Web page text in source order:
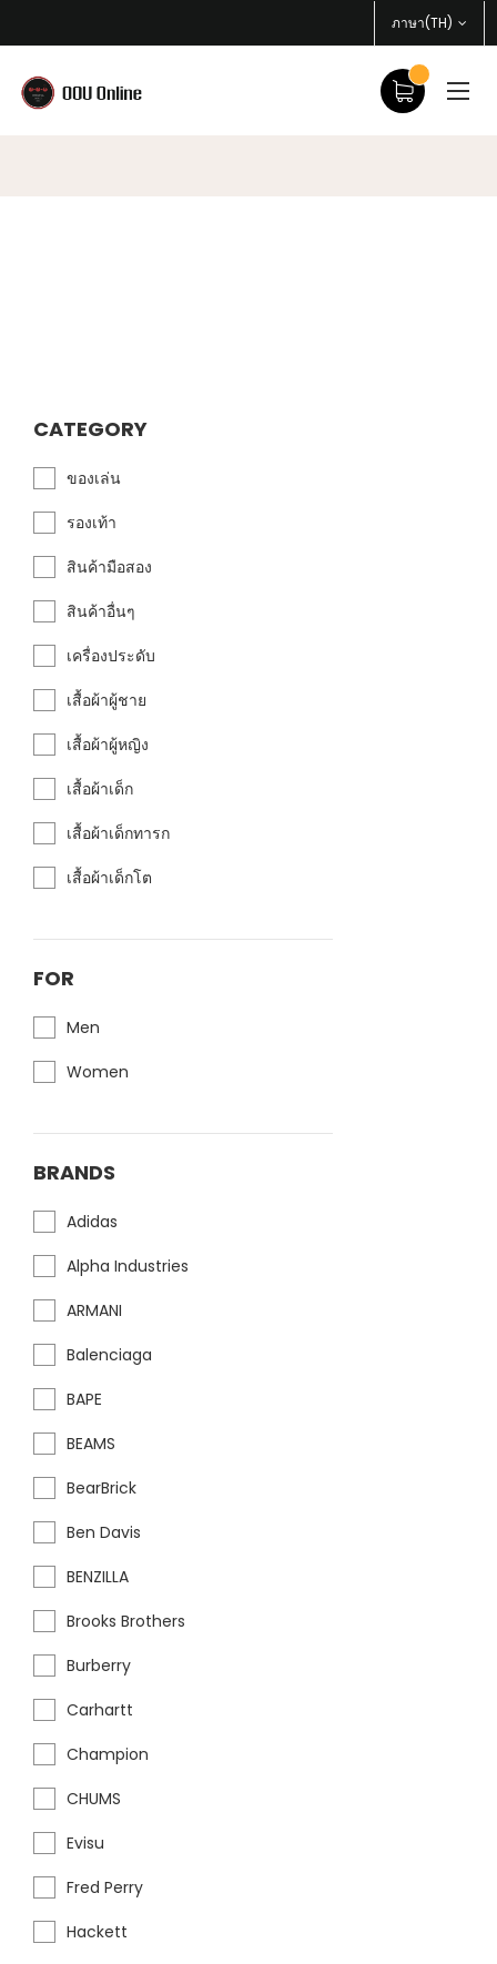
ภาษา(TH)
CATEGORY
ของเล่น
รองเท้า
สินค้ามือสอง
สินค้าอื่นๆ
เครื่องประดับ
เสื้อผ้าผู้ชาย
เสื้อผ้าผู้หญิง
เสื้อผ้าเด็ก
เสื้อผ้าเด็กทารก
เสื้อผ้าเด็กโต
FOR
Men
Women
BRANDS
Adidas
Alpha Industries
ARMANI
Balenciaga
BAPE
BEAMS
BearBrick
Ben Davis
BENZILLA
Brooks Brothers
Burberry
Carhartt
Champion
CHUMS
Evisu
Fred Perry
Hackett